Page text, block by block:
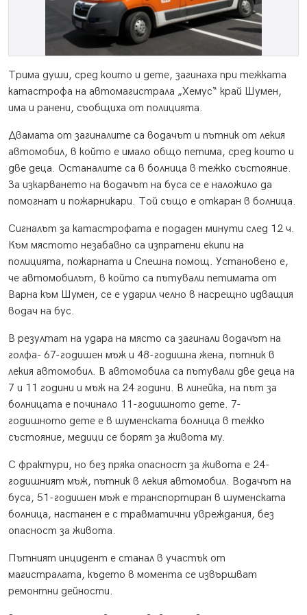
Трима души, сред които и дете, загинаха при тежката
катастрофа на автомагистрала „Хемус“ край Шумен,
има и ранени, съобщиха от полицията.
Двамата от загиналите са водачът и пътник от лекия
автомобил, в който е имало общо петима, сред които и
две деца. Останалите са в болница в тежко състояние.
За изкарването на водачът на буса се е наложило да
помогнат и пожарникари. Той също е откаран в болница.
Сигналът за катастрофата е подаден минути след 12 ч.
Към мястото незабавно са изпратени екипи на
полицията, пожарната и Спешна помощ. Установено е,
че автомобилът, в който са пътували петимата от
Варна към Шумен, се е ударил челно в насрещно идващия
водач на бус.
В резултат на удара на място са загинали водачът на
голфа- 67-годишен мъж и 48-годишна жена, пътник в
лекия автомобил. В автомобила са пътували две деца на
7 и 11 години и мъж на 24 години. В линейка, на път за
болницата е починало 11-годишното дете. 7-
годишното дете е в шуменската болница в тежко
състояние, медици се борят за живота му.
С фрактури, но без пряка опасност за живота е 24-
годишният мъж, пътник в лекия автомобил. Водачът на
буса, 51-годишен мъж е транспортиран в шуменската
болница, настанен е с травматични увреждания, без
опасност за живота.
Пътният инцидент е станал в участък от
магистралата, където в момента се извършват
ремонтни дейности.